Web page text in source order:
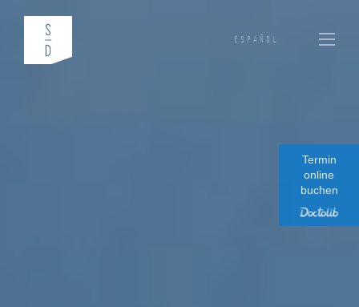
ESPAÑOL
Termin
online
buchen